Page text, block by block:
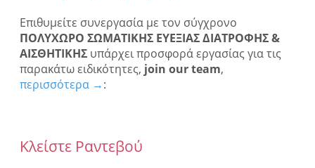
Επιθυμείτε συνεργασία με τον σύγχρονο
ΠΟΛΥΧΩΡΟ ΣΩΜΑΤΙΚΗΣ ΕΥΕΞΙΑΣ ΔΙΑΤΡΟΦΗΣ &
ΑΙΣΘΗΤΙΚΗΣ υπάρχει προσφορά εργασίας για τις
παρακάτω ειδικότητες, join our team,
περισσότερα →:
Κλείστε Ραντεβού